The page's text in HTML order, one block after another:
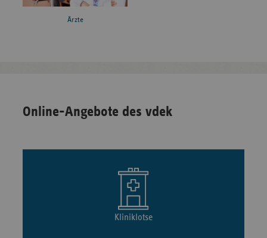
Ärzte
Online-Angebote des vdek
Kliniklotse